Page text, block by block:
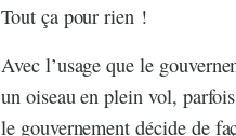
Tout ça pour rien !
Avec l’usage que le
un oiseau en plein vol,
le gouvernement décide de